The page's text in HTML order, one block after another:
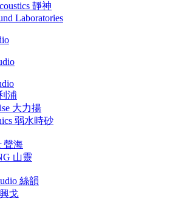
靜神
Laboratories
浦
大力揚
弱水時砂
聲海
山靈
絲韻
戈